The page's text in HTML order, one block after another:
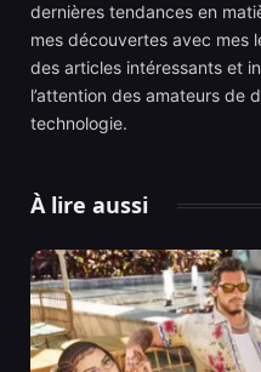
dernières tendances en
mes découvertes avec mes
des articles intéressants et
l’attention des amateurs de
technologie.
À lire aussi